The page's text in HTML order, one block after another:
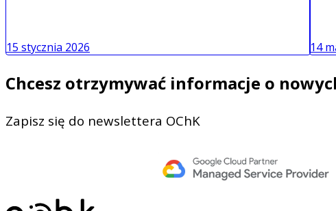
15 stycznia 2026 14
Chcesz otrzymywać informacje o
Zapisz się do newslettera OChK